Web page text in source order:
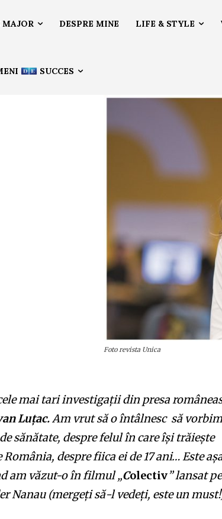
MAJOR DESPRE MINE LIFE & STYLE
SUCCES
Foto revista Unica
mai tari investigații din presa
Luțac.Am vrut să o întâlnesc să vorbim
sănătate, despre felul în care își trăiește
România, despre fiica ei de 17 ani… Este
am văzut-o în filmul „Colectiv” lansat pe
Nanau (mergeți să-l vedeți, este un